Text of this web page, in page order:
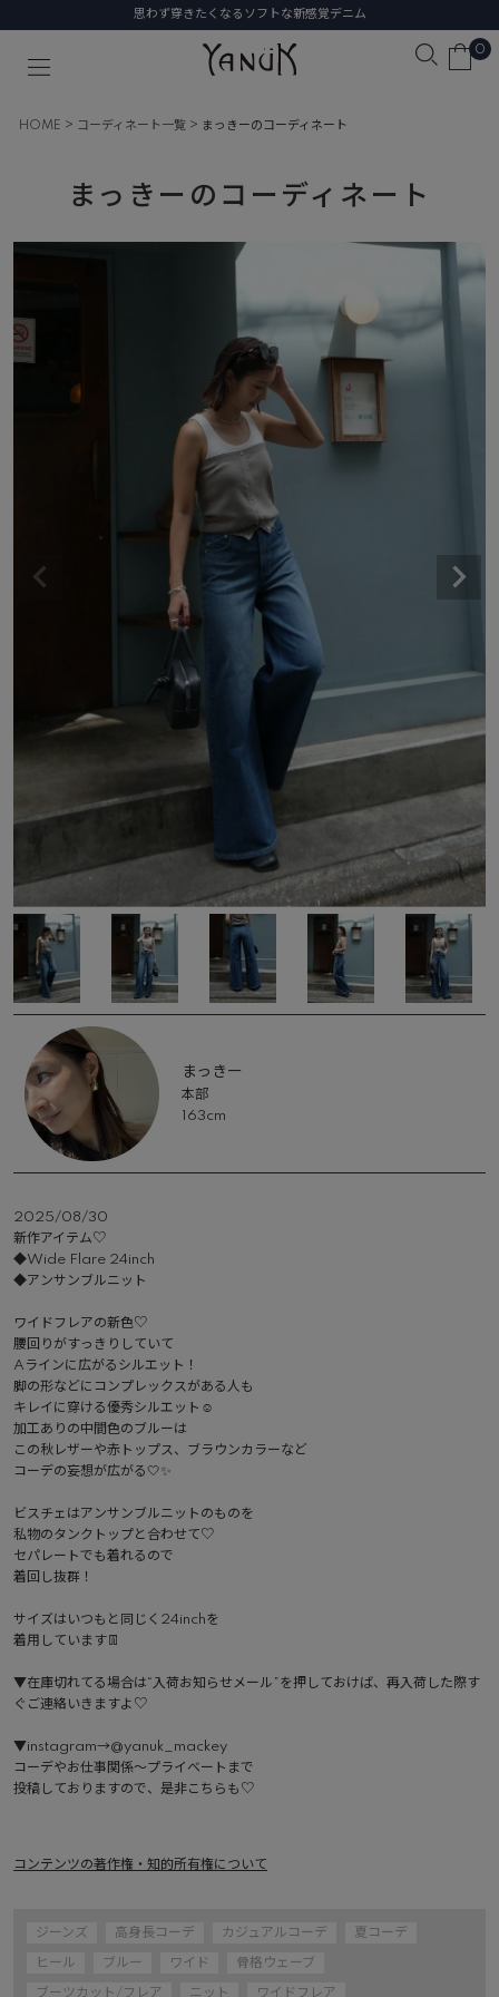
思わず穿きたくなるソフトな新感覚デニム
0
HOME コーディネート一覧 まっきーのコーディネート
まっきーのコーディネート
まっきー
本部
163cm
2025/08/30
新作アイテム♡
◆Wide Flare 24inch
◆アンサンブルニット
ワイドフレアの新色♡
腰回りがすっきりしていて
Aラインに広がるシルエット！
脚の形などにコンプレックスがある人も
キレイに穿ける優秀シルエット☺︎
加工ありの中間色のブルーは
この秋レザーや赤トップス、ブラウンカラーなど
コーデの妄想が広がる🤍✨
ビスチェはアンサンブルニットのものを
私物のタンクトップと合わせて♡
セパレートでも着れるので
着回し抜群！
サイズはいつもと同じく24inchを
着用しています👖
▼在庫切れてる場合は“入荷お知らせメール”を押しておけば、再入荷した際す
ぐご連絡いきますよ♡
▼instagram→@yanuk_mackey
コーデやお仕事関係〜プライベートまで
投稿しておりますので、是非こちらも♡
コンテンツの著作権・知的所有権について
ジーンズ 高身長コーデ カジュアルコーデ 夏コーデ
ヒール ブルー ワイド 骨格ウェーブ
ブーツカット/フレア ニット ワイドフレア